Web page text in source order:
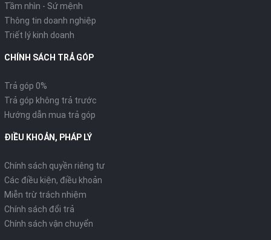
Ổ khóa đa năng 3 trong 1
Ổ khóa bao gồm khóa điện, khóa cổ và khóa từ, dễ sử dụng và
chống rỉ sét hiệu quả.
Tầm nhìn - Sứ mệnh
Thông tin doanh nghiệp
Triết lý kinh doanh
CHÍNH SÁCH TRẢ GÓP
Trả góp 0%
Trả góp không trả trước
Hướng dẫn mua trả góp
ĐIỀU KHOẢN, PHÁP LÝ
Chính sách quyền riêng tư
Các điều kiện, điều khoản
Miễn trừ trách nhiệm
Chính sách đổi trả
Chính sách vận chuyển